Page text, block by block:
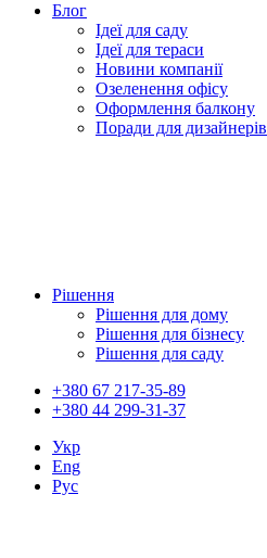
Блог
Ідеї для саду
Ідеї для тераси
Новини компанії
Озеленення офісу
Оформлення балкону
Поради для дизайнерів
Рішення
Рішення для дому
Рішення для бізнесу
Рішення для саду
+380 67 217-35-89
+380 44 299-31-37
Укр
Eng
Рус